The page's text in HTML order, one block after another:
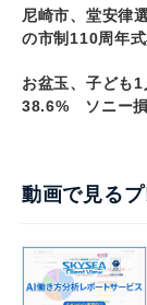
尼崎市、堂安律
の市制110周年
お盆玉、子ども
38.6% ソニー
動画で見る